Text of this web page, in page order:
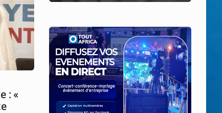
: «